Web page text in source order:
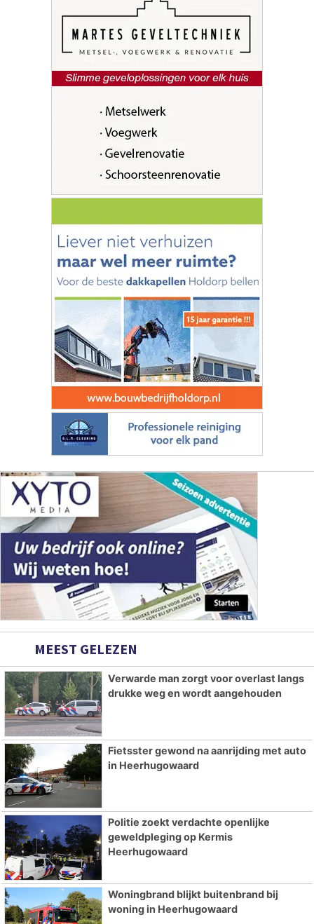
MEEST GELEZEN
Verwarde man zorgt voor overlast langs
drukke weg en wordt aangehouden
Fietsster gewond na aanrijding met auto
in Heerhugowaard
Politie zoekt verdachte openlijke
geweldpleging op Kermis
Heerhugowaard
Woningbrand blijkt buitenbrand bij
woning in Heerhugowaard